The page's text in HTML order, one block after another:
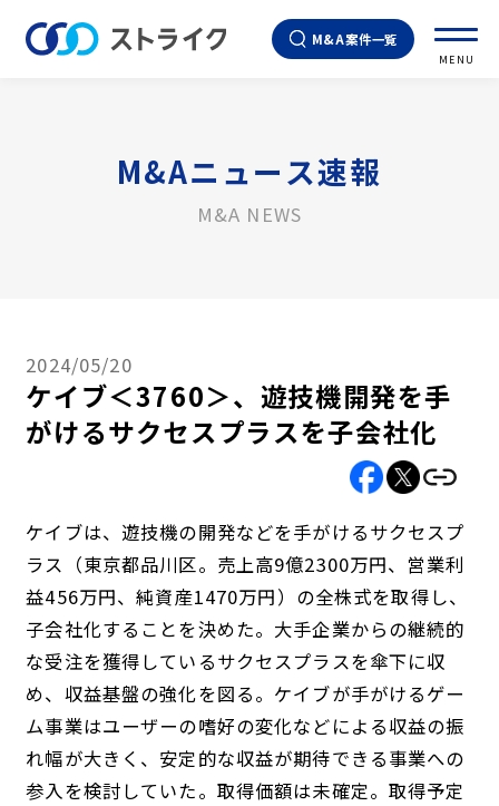
M&A案件一覧
MENU
M&Aニュース速報
M&A NEWS
2024/05/20
ケイブ＜3760＞、遊技機開発を手
がけるサクセスプラスを子会社化
ケイブは、遊技機の開発などを手がけるサクセスプ
ラス（東京都品川区。売上高9億2300万円、営業利
益456万円、純資産1470万円）の全株式を取得し、
子会社化することを決めた。大手企業からの継続的
な受注を獲得しているサクセスプラスを傘下に収
め、収益基盤の強化を図る。ケイブが手がけるゲー
ム事業はユーザーの嗜好の変化などによる収益の振
れ幅が大きく、安定的な収益が期待できる事業への
参入を検討していた。取得価額は未確定。取得予定